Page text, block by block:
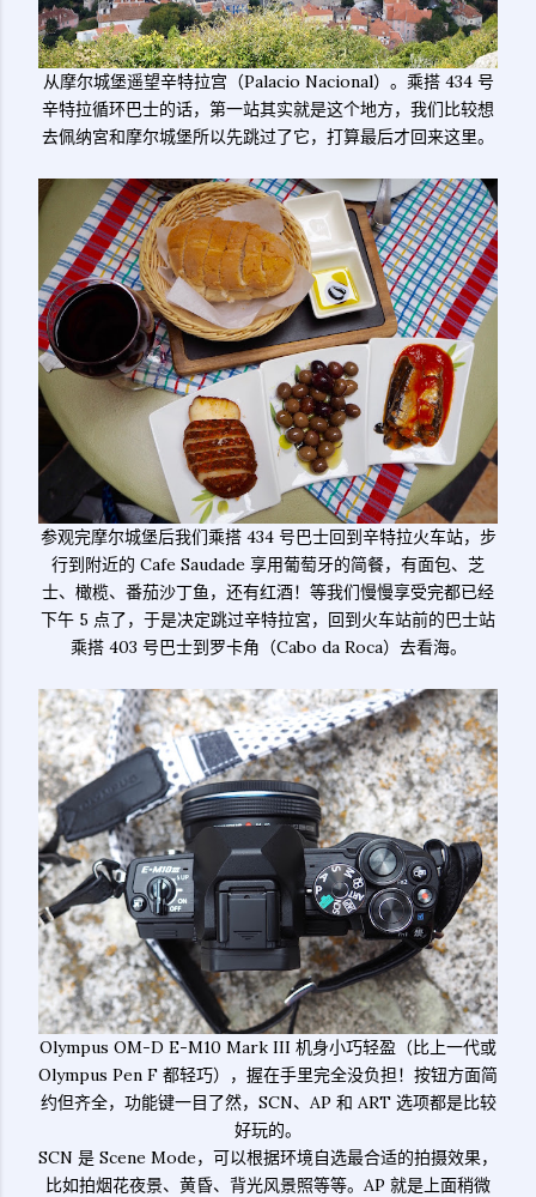
从摩尔城堡遥望辛特拉宫（Palacio Nacional）。乘搭 434 号
辛特拉循环巴士的话，第一站其实就是这个地方，我们比较想
去佩纳宮和摩尔城堡所以先跳过了它，打算最后才回来这里。
参观完摩尔城堡后我们乘搭 434 号巴士回到辛特拉火车站，步
行到附近的 Cafe Saudade 享用葡萄牙的简餐，有面包、芝
士、橄榄、番茄沙丁鱼，还有红酒！等我们慢慢享受完都已经
下午 5 点了，于是决定跳过辛特拉宮，回到火车站前的巴士站
乘搭 403 号巴士到罗卡角（Cabo da Roca）去看海。
Olympus OM-D E-M10 Mark III 机身小巧轻盈（比上一代或
Olympus Pen F 都轻巧），握在手里完全没负担！按钮方面简
约但齐全，功能键一目了然，SCN、AP 和 ART 选项都是比较
好玩的。
SCN 是 Scene Mode，可以根据环境自选最合适的拍摄效果，
比如拍烟花夜景、黄昏、背光风景照等等。AP 就是上面稍微